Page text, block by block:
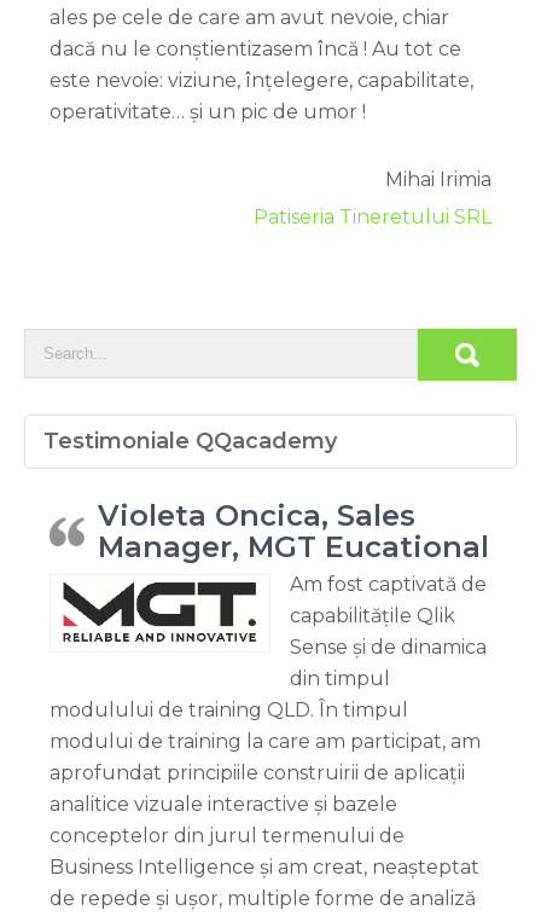
ales pe cele de care am avut nevoie, chiar
dacă nu le conștientizasem încă ! Au tot ce
este nevoie: viziune, înțelegere, capabilitate,
operativitate… și un pic de umor !
Mihai Irimia
Patiseria Tineretului SRL
Testimoniale QQacademy
Violeta Oncica, Sales
Manager, MGT Eucational
Am fost captivată de
capabilitățile Qlik
Sense și de dinamica
din timpul
modulului de training QLD. În timpul
modului de training la care am participat, am
aprofundat principiile construirii de aplicații
analitice vizuale interactive și bazele
conceptelor din jurul termenului de
Business Intelligence și am creat, neașteptat
de repede și ușor, multiple forme de analiză